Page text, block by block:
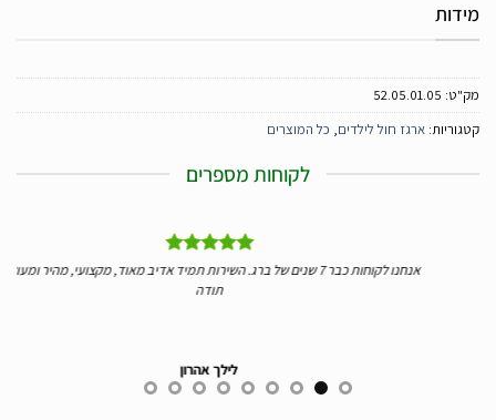
מידות
מק"ט: 52.05.01.05
קטגוריות: ארגז חול לילדים, כל המוצרים
לקוחות מספרים
אנחנו לקוחות כבר 7 שנים של ברג. השירות תמיד אדיב מאוד, מקצועי, מהיר ומעולה.
לילך אהרון